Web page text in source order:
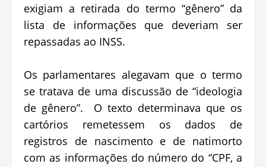
exigiam a retirada do termo “gênero” da
lista de informações que deveriam ser
repassadas ao INSS.
Os parlamentares alegavam que o termo
se tratava de uma discussão de “ideologia
de gênero”. O texto determinava que os
cartórios remetessem os dados de
registros de nascimento e de natimorto
com as informações do número do “CPF, a